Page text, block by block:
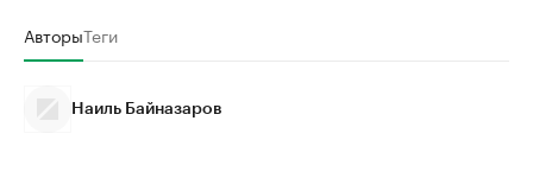
АвторыТеги
Наиль Байназаров